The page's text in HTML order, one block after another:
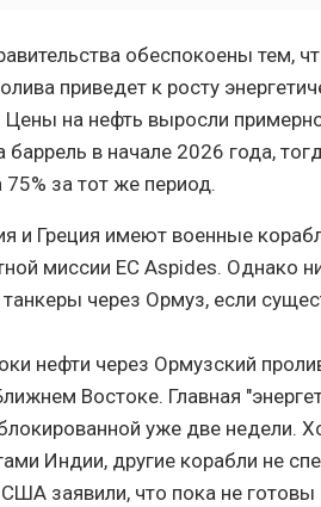
обеспокоены тем,
приведет к росту
на нефть выросли
баррель в начале 2026 года,
75% за тот же период.
и Греция имеют военные
миссии ЕС Aspides. Однако
через Ормуз, если
нефти через Ормузский
Востоке. Главная
уже две недели.
Индии, другие корабли не
США заявили, что пока не